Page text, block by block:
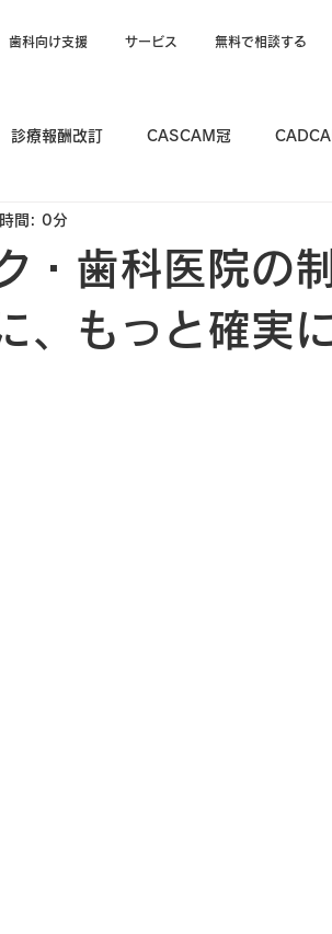
歯科向け支援 サービス 無料で相談する
診療報酬改訂 CASCAM冠
・歯科医院の
、もっと確実
間: 0分